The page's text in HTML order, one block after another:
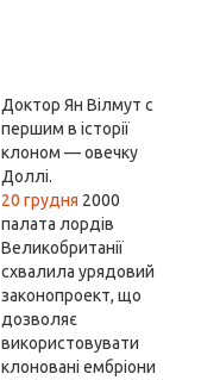
Доктор Ян Вілмут c
першим в історії
клоном — овечку
Доллі.
20 грудня 2000
палата лордів
Великобританії
схвалила урядовий
законопроект, що
дозволяє
використовувати
клоновані ембріони